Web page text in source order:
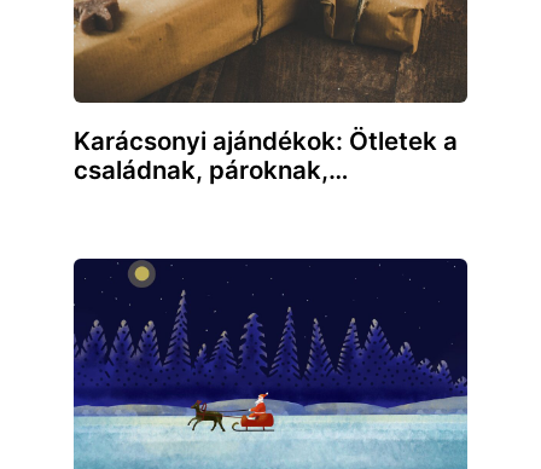
Karácsonyi ajándékok: Ötletek a
családnak, pároknak,…